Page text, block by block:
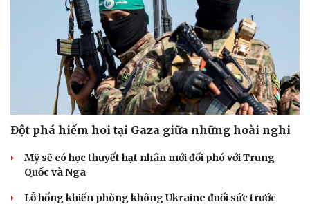
Đột phá hiếm hoi tại Gaza giữa những hoài nghi
Mỹ sẽ có học thuyết hạt nhân mới đối phó với Trung
Quốc và Nga
Lỗ hổng khiến phòng không Ukraine đuối sức trước